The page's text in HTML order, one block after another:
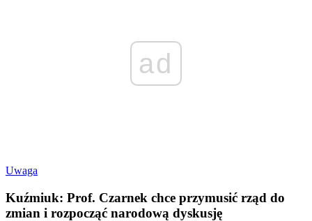
ad
Uwaga
Kuźmiuk: Prof. Czarnek chce przymusić rząd do
zmian i rozpocząć narodową dyskusję